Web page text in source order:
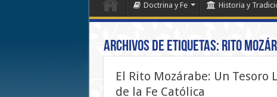
Doctrina y Fe Historia y
Archivos de etiquetas: Rito
El Rito Mozárabe: Un Tesoro
de la Fe Católica